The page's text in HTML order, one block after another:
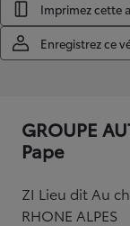
Imprimez cette
Enregistrez ce
GROUPE
Pape
ZI Lieu dit Au
RHONE ALPES